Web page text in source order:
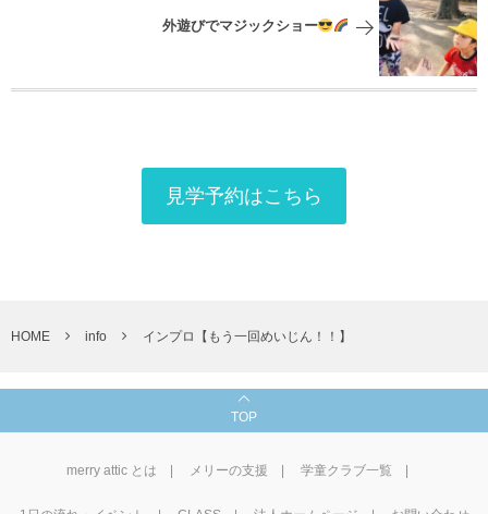
外遊びでマジックショー
見学予約はこちら
HOME info インプロ【もう一回めいじん！！】
TOP
merry attic とは メリーの支援 学童クラブ一覧